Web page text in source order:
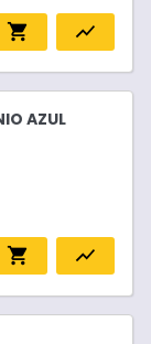
shopping_cart show_chart
AZUL
shopping_cart show_chart